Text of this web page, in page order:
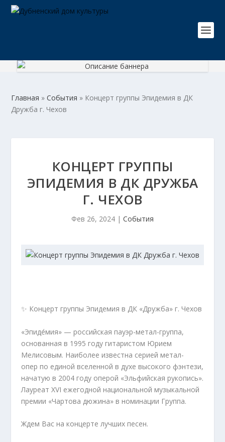
Главная »События » Концерт группы Эпидемия в ДК
Дружба г. Чехов
КОНЦЕРТ ГРУППЫ
ЭПИДЕМИЯ В ДК ДРУЖБА
Г. ЧЕХОВ
Фев 26, 2024 | События
✨ Концерт группы Эпидемия в ДК «Дружба» г. Чехов
«Эпиде́мия» — российская пауэр-метал-группа,
основанная в 1995 году гитаристом Юрием
Мелисовым. Наиболее известна серией метал-
опер по единой вселенной в духе высокого фэнтези,
начатую в 2004 году оперой «Эльфийская рукопись».
Лауреат XVI ежегодной национальной музыкальной
премии «Чартова дюжина» в номинации Группа.
Ждем Вас на концерте лучших песен.